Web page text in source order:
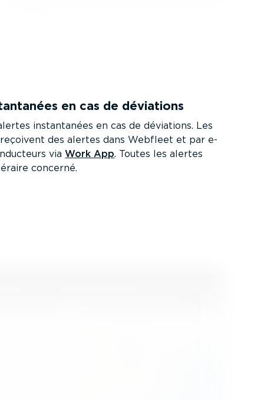
en cas de déviations
instan­tanées en cas de déviations. Les
des alertes dans Webfleet et par e-
viaWork App. Toutes les alertes
concerné.